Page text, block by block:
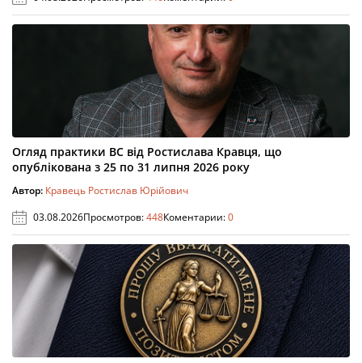
Огляд практики ВС від Ростислава Кравця, що
опублікована з 25 по 31 липня 2026 року
Автор: Кравець Ростислав Юрійович
03.08.2026Просмотров:448Коментарии:0